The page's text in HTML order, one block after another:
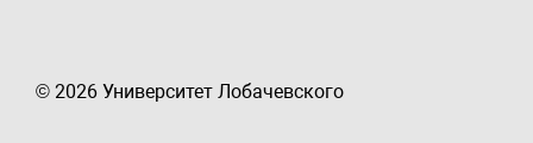
© 2026 Университет Лобачевского